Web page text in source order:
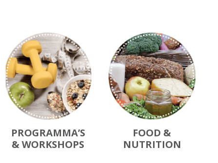
PROGRAMMA’S
& WORKSHOPS
FOOD &
NUTRITION